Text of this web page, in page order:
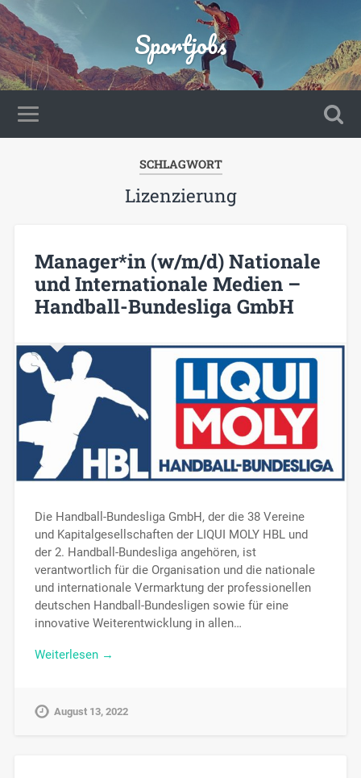
Sportjobs
SCHLAGWORT
Lizenzierung
Manager*in (w/m/d) Nationale
und Internationale Medien –
Handball-Bundesliga GmbH
Die Handball-Bundesliga GmbH, der die 38 Vereine
und Kapitalgesellschaften der LIQUI MOLY HBL und
der 2. Handball-Bundesliga angehören, ist
verantwortlich für die Organisation und die nationale
und internationale Vermarktung der professionellen
deutschen Handball-Bundesligen sowie für eine
innovative Weiterentwicklung in allen…
Weiterlesen →
August 13, 2022